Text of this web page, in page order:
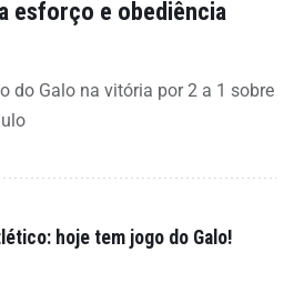
esforço e obediência
do Galo na vitória por 2 a 1 sobre
hoje tem jogo do Galo!